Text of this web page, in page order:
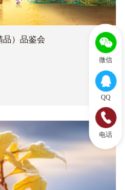
品）品鉴会
微信
QQ
电话